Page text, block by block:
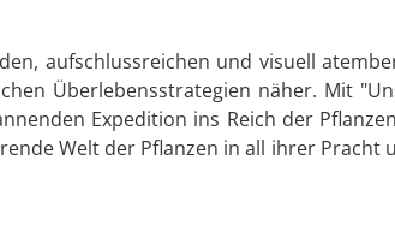
aufschlussreichen und visuell
Überlebensstrategien näher. Mit
Expedition ins Reich der
Welt der Pflanzen in all ihrer Pracht